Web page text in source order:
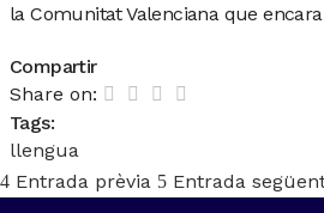
la Comunitat Valenciana que
Compartir
Share on:
Tags:
llengua
Entrada prèvia
Entrada